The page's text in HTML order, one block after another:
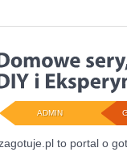
ADMIN
to portal o